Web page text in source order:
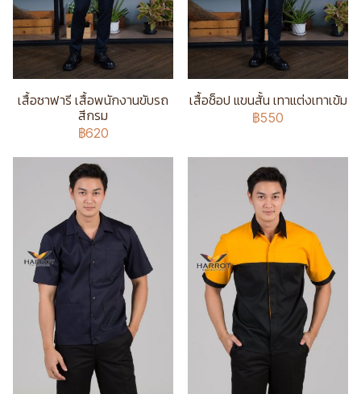
เสื้อซาฟารี เสื้อพนักงานขับรถ
สีกรม
฿620
เสื้อช็อป แขนสั้น เทาแต่งเทาเข้ม
฿550